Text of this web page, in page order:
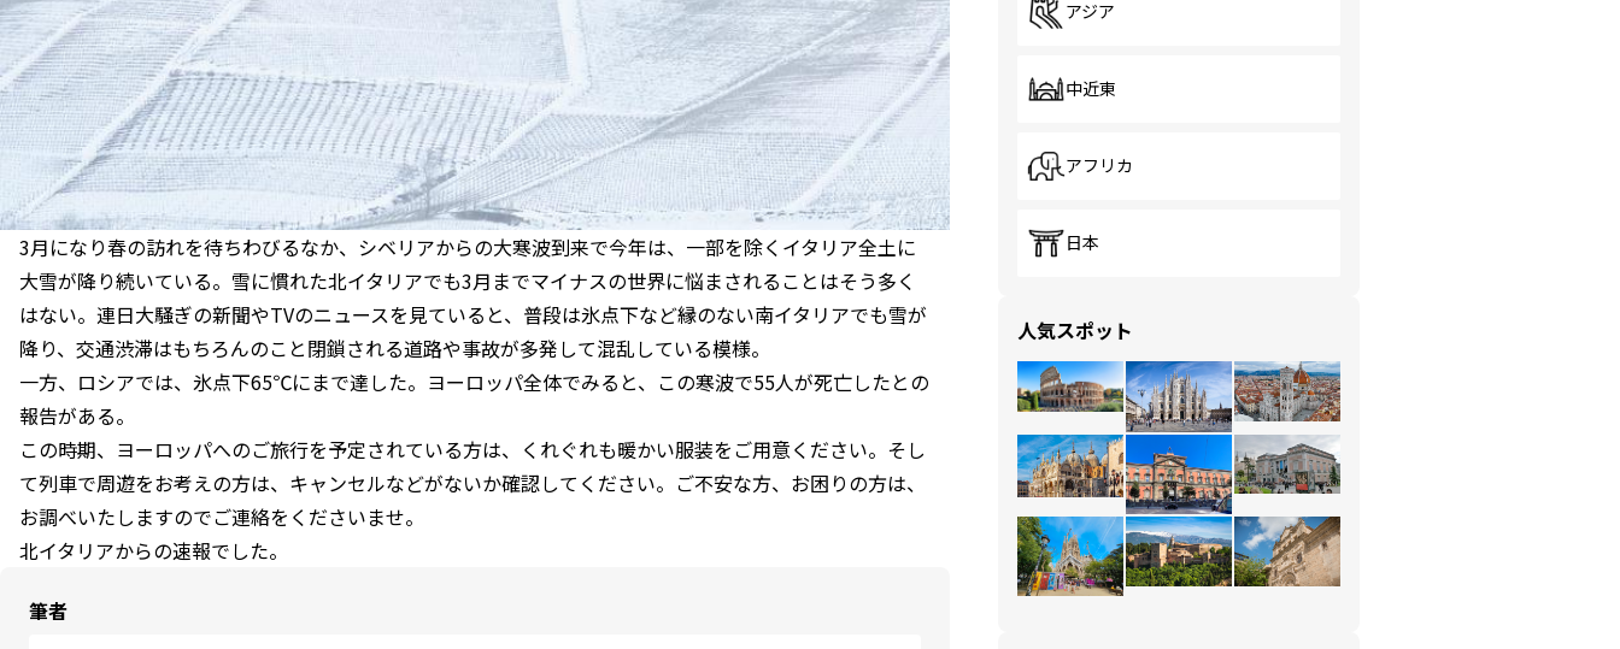
3月になり春の訪れを待ちわびるなか、シベリアからの大寒波到来で今年は、一部を除くイタリア全土に
大雪が降り続いている。雪に慣れた北イタリアでも3月までマイナスの世界に悩まされることはそう多く
はない。連日大騒ぎの新聞やTVのニュースを見ていると、普段は氷点下など縁のない南イタリアでも雪が
降り、交通渋滞はもちろんのこと閉鎖される道路や事故が多発して混乱している模様。
一方、ロシアでは、氷点下65℃にまで達した。ヨーロッパ全体でみると、この寒波で55人が死亡したとの
報告がある。
この時期、ヨーロッパへのご旅行を予定されている方は、くれぐれも暖かい服装をご用意ください。そし
て列車で周遊をお考えの方は、キャンセルなどがないか確認してください。ご不安な方、お困りの方は、
お調べいたしますのでご連絡をくださいませ。
北イタリアからの速報でした。
筆者
アジア
中近東
アフリカ
日本
人気スポット